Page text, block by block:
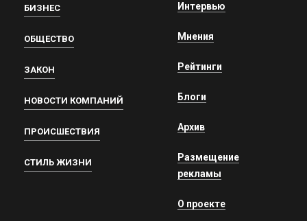
БИЗНЕС
ОБЩЕСТВО
ЗАКОН
НОВОСТИ КОМПАНИЙ
ПРОИСШЕСТВИЯ
СТИЛЬ ЖИЗНИ
Интервью
Мнения
Рейтинги
Блоги
Архив
Размещение
рекламы
О проекте